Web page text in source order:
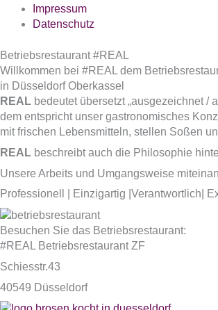
Impressum
Datenschutz
Betriebsrestaurant #REAL
Willkommen bei #REAL dem
in Düsseldorf Oberkassel
REAL bedeutet übersetzt „ausgezeichnet /
dem entspricht unser gastronomisches
mit frischen Lebensmitteln, stellen Soßen
REAL beschreibt auch die Philosophie
Unsere Arbeits und Umgangsweise
Professionell | Einzigartig |Verantwortlich|
Besuchen Sie das Betriebsrestaurant:
#REAL Betriebsrestaurant ZF
Schiesstr.43
40549 Düsseldorf